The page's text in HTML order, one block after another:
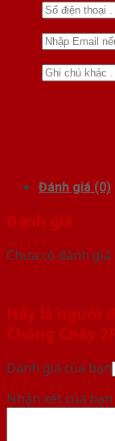
Đánh giá (0)
Đánh giá
Chưa có đánh giá
Hãy là người
Chống Cháy
Đánh giá của bạn
Nhận xét của bạn